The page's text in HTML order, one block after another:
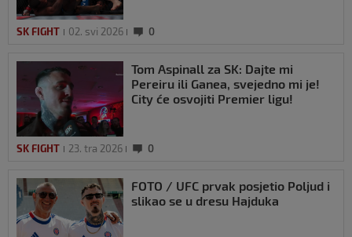
SK FIGHT 02. svi 2026 0
Tom Aspinall za SK: Dajte mi
Pereiru ili Ganea, svejedno mi je!
City će osvojiti Premier ligu!
SK FIGHT 23. tra 2026 0
FOTO / UFC prvak posjetio Poljud i
slikao se u dresu Hajduka